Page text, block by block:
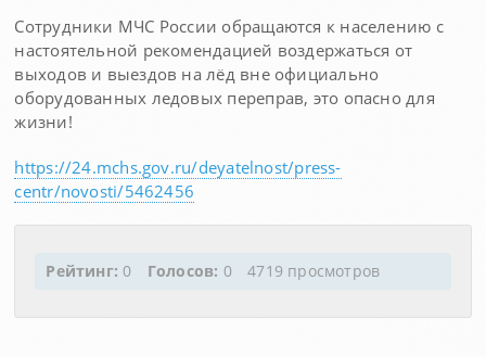
Сотрудники МЧС России обращаются к населению с
настоятельной рекомендацией воздержаться от
выходов и выездов на лёд вне официально
оборудованных ледовых переправ, это опасно для
жизни!
https://24.mchs.gov.ru/deyatelnost/press-
centr/novosti/5462456
Рейтинг:0 Голосов: 0 4719 просмотров